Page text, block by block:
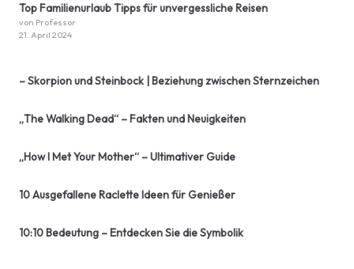
Top Familienurlaub Tipps für unvergessliche Reisen
von Professor
21. April 2024
– Skorpion und Steinbock | Beziehung zwischen Sternzeichen
„The Walking Dead“ – Fakten und Neuigkeiten
„How I Met Your Mother“ – Ultimativer Guide
10 Ausgefallene Raclette Ideen für Genießer
10:10 Bedeutung – Entdecken Sie die Symbolik